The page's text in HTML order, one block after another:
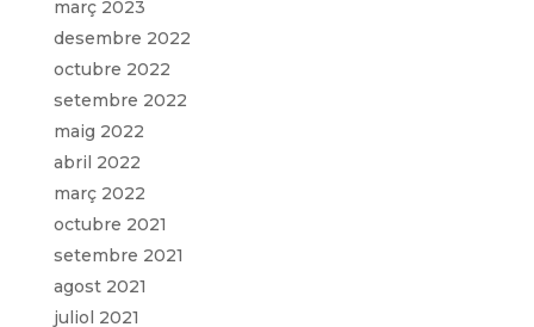
març 2023
desembre 2022
octubre 2022
setembre 2022
maig 2022
abril 2022
març 2022
octubre 2021
setembre 2021
agost 2021
juliol 2021